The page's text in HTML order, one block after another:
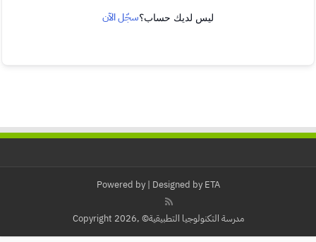
ليس لديك حساب؟سجّل الآن
Powered by | Designed by ETA
مدرسة التكنولوجيا التطبيقية© ,Copyright 2026